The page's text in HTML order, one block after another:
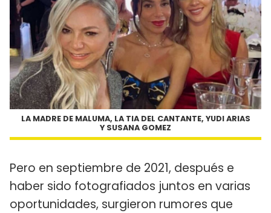
LA MADRE DE MALUMA, LA TIA DEL CANTANTE, YUDI ARIAS
Y SUSANA GOMEZ
Pero en septiembre de 2021, después e
haber sido fotografiados juntos en varias
oportunidades, surgieron rumores que